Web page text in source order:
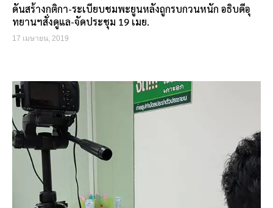
ดันสร้างกติกา-ระเบียบชมพะยูนหลังถูกรบกวนหนัก อธิบดีอุ
ทยานฯสั่งดูแล-จัดประชุม 19 เมย.
17 เมษายน, 2019